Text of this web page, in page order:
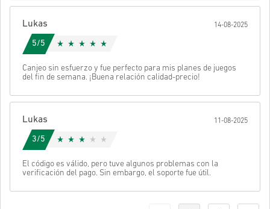
Lukas 14-08-2025
5/5
Canjeo sin esfuerzo y fue perfecto para mis planes de juegos
del fin de semana. ¡Buena relación calidad-precio!
Lukas 11-08-2025
3/5
El código es válido, pero tuve algunos problemas con la
verificación del pago. Sin embargo, el soporte fue útil.